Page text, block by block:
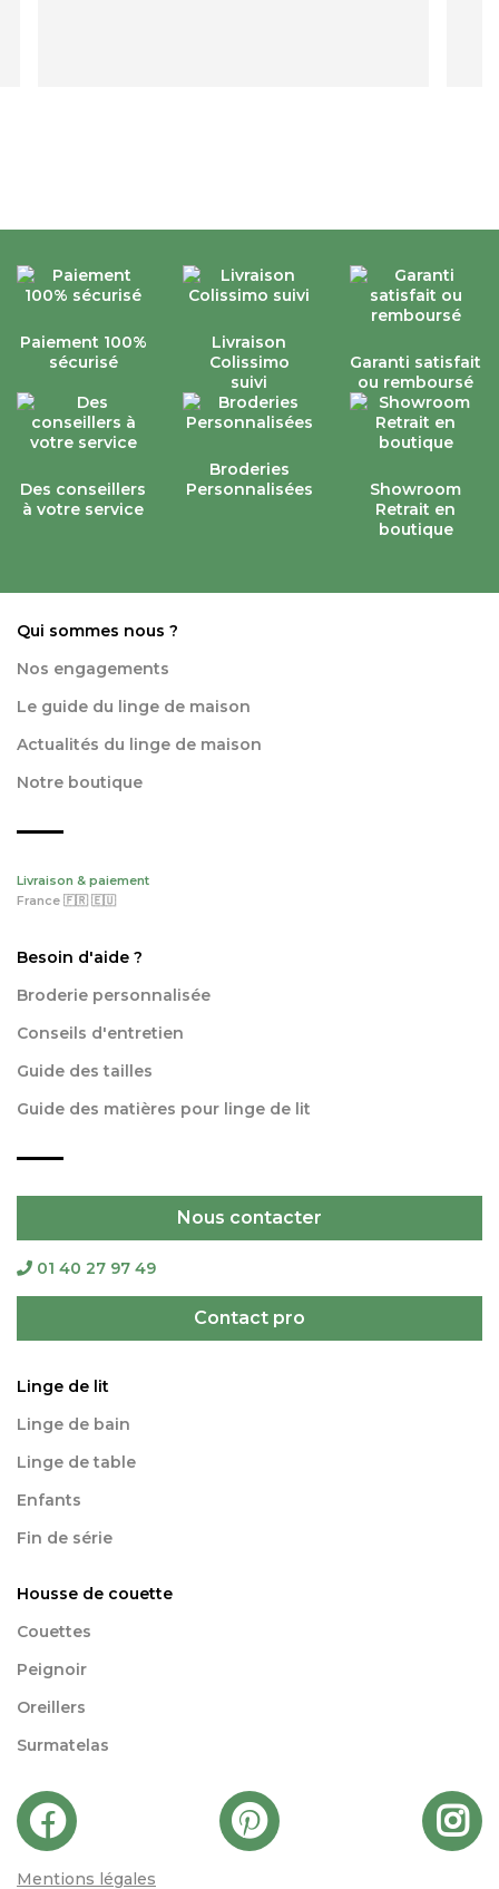
Paiement 100%
sécurisé
Livraison
Colissimo
suivi
Garanti satisfait
ou remboursé
Des conseillers
à votre service
Broderies
Personnalisées
Showroom
Retrait en
boutique
Qui sommes nous ?
Nos engagements
Le guide du linge de maison
Actualités du linge de maison
Notre boutique
Livraison & paiement
France 🇫🇷 🇪🇺
Besoin d'aide ?
Broderie personnalisée
Conseils d'entretien
Guide des tailles
Guide des matières pour linge de lit
Nous contacter
01 40 27 97 49
Contact pro
Linge de lit
Linge de bain
Linge de table
Enfants
Fin de série
Housse de couette
Couettes
Peignoir
Oreillers
Surmatelas
Mentions légales